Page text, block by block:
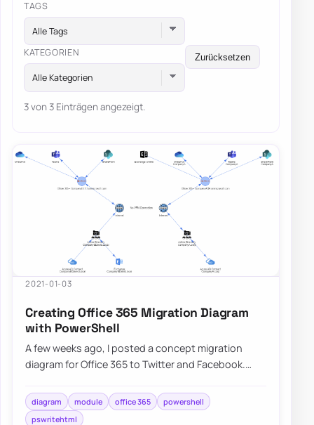
TAGS
Alle Tags
KATEGORIEN
Alle Kategorien
Zurücksetzen
3 von 3 Einträgen angezeigt.
2021-01-03
Creating Office 365 Migration Diagram
with PowerShell
A few weeks ago, I posted a concept migration
diagram for Office 365 to Twitter and Facebook.
diagram module office 365
powershell
pswritehtml